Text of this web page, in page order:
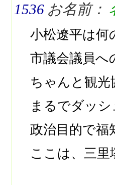
1536 お名前：
小松遼平は何
市議会議員へ
ちゃんと観
まるでダッ
政治目的で福
ここは、三